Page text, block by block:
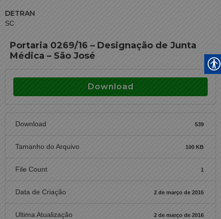
DETRAN
SC
Portaria 0269/16 – Designação de Junta
Médica – São José
Download
Download 539
Tamanho do Arquivo 100 KB
File Count 1
Data de Criação 2 de março de 2016
Ultima Atualização 2 de março de 2016